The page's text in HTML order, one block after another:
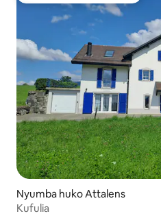
Nyumba huko Attalens
Kufulia